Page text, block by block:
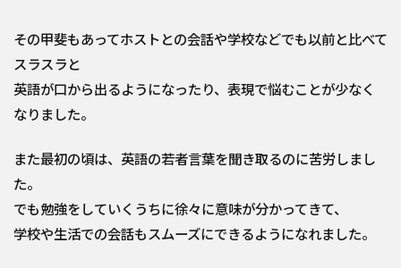
その甲斐もあってホストとの会話や学校などでも以前と比べて
スラスラと
英語が口から出るようになったり、表現で悩むことが少なく
なりました。
また最初の頃は、英語の若者言葉を聞き取るのに苦労しまし
た。
でも勉強をしていくうちに徐々に意味が分かってきて、
学校や生活での会話もスムーズにできるようになれました。